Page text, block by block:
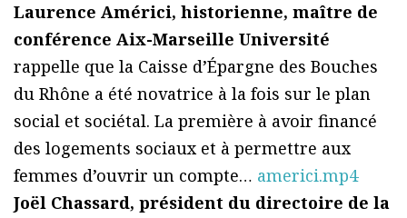
Laurence Américi, historienne, maître de
conférence Aix-Marseille Université
rappelle que la Caisse d’Épargne des Bouches
du Rhône a été novatrice à la fois sur le plan
social et sociétal. La première à avoir financé
des logements sociaux et à permettre aux
femmes d’ouvrir un compte… americi.mp4
Joël Chassard, président du directoire de la